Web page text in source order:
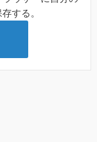
する。